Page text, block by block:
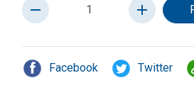
remove add
Facebook Twitter